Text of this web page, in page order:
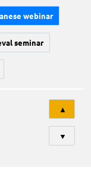
webinar
seminar
▲
▼